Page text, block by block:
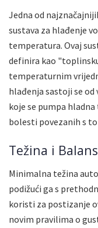
Jedna od
sustava za hlađenje
temperatura. Ovaj
definira kao
temperaturnim
hlađenja sastoji se
koje se pumpa
bolesti povezanih s
Težina i
Minimalna težina
podižući ga s
koristi za postizanje
novim pravilima o